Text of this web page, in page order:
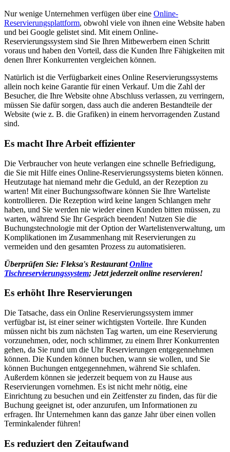
Nur wenige Unternehmen verfügen über eine Online-
Reservierungsplattform, obwohl viele von ihnen eine Website haben
und bei Google gelistet sind. Mit einem Online-
Reservierungssystem sind Sie Ihren Mitbewerbern einen Schritt
voraus und haben den Vorteil, dass die Kunden Ihre Fähigkeiten mit
denen Ihrer Konkurrenten vergleichen können.
Natürlich ist die Verfügbarkeit eines Online Reservierungssystems
allein noch keine Garantie für einen Verkauf. Um die Zahl der
Besucher, die Ihre Website ohne Abschluss verlassen, zu verringern,
müssen Sie dafür sorgen, dass auch die anderen Bestandteile der
Website (wie z. B. die Grafiken) in einem hervorragenden Zustand
sind.
Es macht Ihre Arbeit effizienter
Die Verbraucher von heute verlangen eine schnelle Befriedigung,
die Sie mit Hilfe eines Online-Reservierungssystems bieten können.
Heutzutage hat niemand mehr die Geduld, an der Rezeption zu
warten! Mit einer Buchungssoftware können Sie Ihre Warteliste
kontrollieren. Die Rezeption wird keine langen Schlangen mehr
haben, und Sie werden nie wieder einen Kunden bitten müssen, zu
warten, während Sie Ihr Gespräch beenden! Nutzen Sie die
Buchungstechnologie mit der Option der Wartelistenverwaltung, um
Komplikationen im Zusammenhang mit Reservierungen zu
vermeiden und den gesamten Prozess zu automatisieren.
Überprüfen Sie: Fleksa's RestaurantOnline
Tischreservierungssystem; Jetzt jederzeit online reservieren!
Es erhöht Ihre Reservierungen
Die Tatsache, dass ein Online Reservierungssystem immer
verfügbar ist, ist einer seiner wichtigsten Vorteile. Ihre Kunden
müssen nicht bis zum nächsten Tag warten, um eine Reservierung
vorzunehmen, oder, noch schlimmer, zu einem Ihrer Konkurrenten
gehen, da Sie rund um die Uhr Reservierungen entgegennehmen
können. Die Kunden können buchen, wann sie wollen, und Sie
können Buchungen entgegennehmen, während Sie schlafen.
Außerdem können sie jederzeit bequem von zu Hause aus
Reservierungen vornehmen. Es ist nicht mehr nötig, eine
Einrichtung zu besuchen und ein Zeitfenster zu finden, das für die
Buchung geeignet ist, oder anzurufen, um Informationen zu
erfragen. Ihr Unternehmen kann das ganze Jahr über einen vollen
Terminkalender führen!
Es reduziert den Zeitaufwand